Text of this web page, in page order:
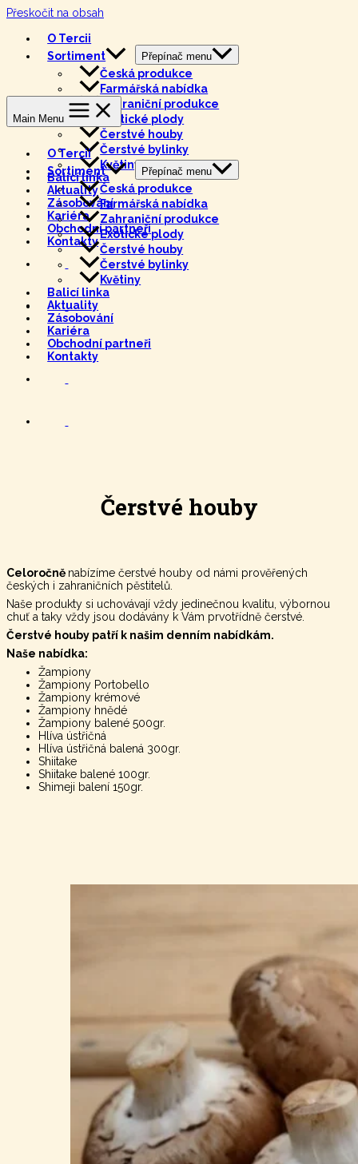
Přeskočit na obsah
O Tercii
Sortiment
Přepínač menu
Česká produkce
Farmářská nabídka
Zahraniční produkce
Exotické plody
Čerstvé houby
Čerstvé bylinky
Květiny
Balicí linka
Aktuality
Zásobování
Kariéra
Obchodní partneři
Kontakty
Main Menu
O Tercii
Sortiment
Přepínač menu
Česká produkce
Farmářská nabídka
Zahraniční produkce
Exotické plody
Čerstvé houby
Čerstvé bylinky
Květiny
Balicí linka
Aktuality
Zásobování
Kariéra
Obchodní partneři
Kontakty
Čerstvé houby
Celoročně nabízíme čerstvé houby od námi prověřených
českých i zahraničních pěstitelů.
Naše produkty si uchovávají vždy jedinečnou kvalitu, výbornou
chuť a taky vždy jsou dodávány k Vám prvotřídně čerstvé.
Čerstvé houby patří k našim denním nabídkám.
Naše nabídka:
Žampiony
Žampiony Portobello
Žampiony krémové
Žampiony hnědé
Žampiony balené 500gr.
Hlíva ústřičná
Hlíva ústřičná balená 300gr.
Shiitake
Shiitake balené 100gr.
Shimeji balení 150gr.